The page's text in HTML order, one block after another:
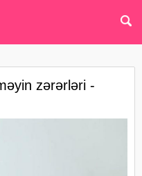
zərərləri -